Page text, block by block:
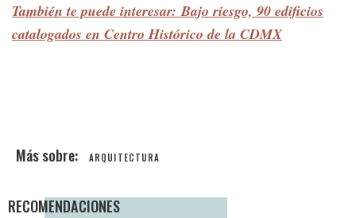
También te puede interesar: Bajo riesgo, 90 edificios
catalogados en Centro Histórico de la CDMX
ARQUITECTURA
RECOMENDACIONES